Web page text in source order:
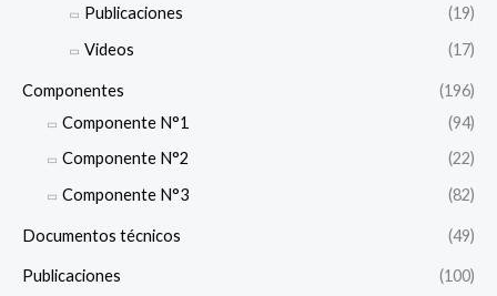
Publicaciones
(19)
Videos
(17)
Componentes
(196)
Componente N°1
(94)
Componente N°2
(22)
Componente N°3
(82)
Documentos técnicos (49)
Publicaciones (100)